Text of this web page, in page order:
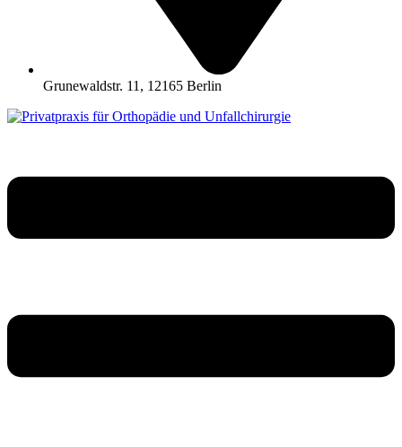
Grunewaldstr. 11, 12165 Berlin